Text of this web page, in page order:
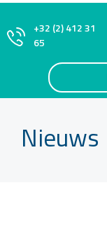
+32 (2) 412 31
65
Nieuws